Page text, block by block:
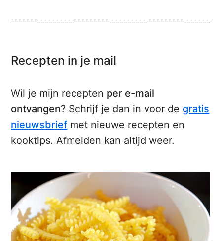
Recepten in je mail
Wil je mijn recepten per e-mail
ontvangen? Schrijf je dan in voor de gratis
nieuwsbrief met nieuwe recepten en
kooktips. Afmelden kan altijd weer.